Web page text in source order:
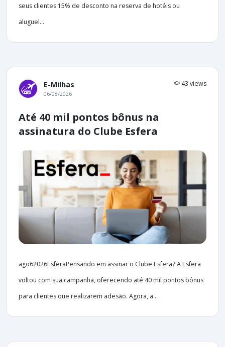
seus clientes 15% de desconto na reserva de hotéis ou
aluguel...
E-Milhas 43 views
06/08/2026
Até 40 mil pontos bônus na
assinatura do Clube Esfera
ago62026EsferaPensando em assinar o Clube Esfera? A Esfera
voltou com sua campanha, oferecendo até 40 mil pontos bônus
para clientes que realizarem adesão. Agora, a...